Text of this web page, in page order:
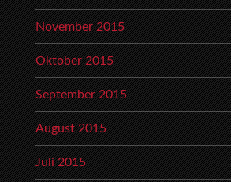
November 2015
Oktober 2015
September 2015
August 2015
Juli 2015